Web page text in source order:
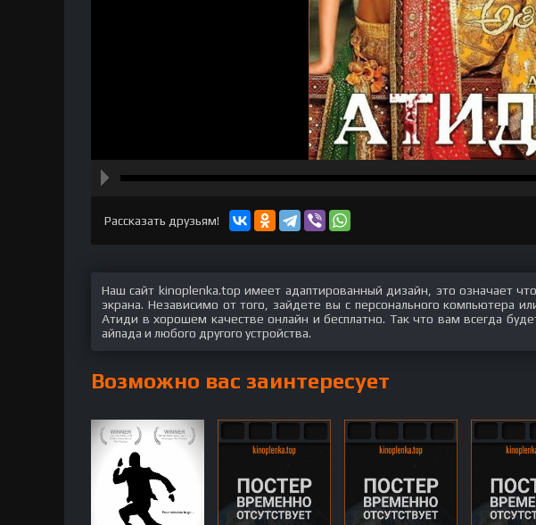
Рассказать друзьям!
Наш сайт kinoplenka.top имеет адаптированный дизайн, это означает
экрана. Независимо от того, зайдете вы с персонального компьютера
Атиди в хорошем качестве онлайн и бесплатно. Так что вам всегда
айпада и любого другого устройства.
Возможно вас заинтересует